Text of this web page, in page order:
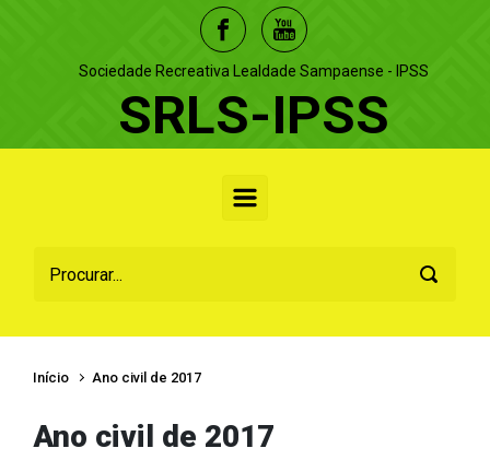
Sociedade Recreativa Lealdade Sampaense - IPSS
SRLS-IPSS
Início Ano civil de 2017
Ano civil de 2017